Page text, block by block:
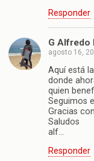
Responder
G Alfredo
agosto 16,
Aquí está
donde
quien
Seguimos
Gracias
Saludos
alf…
Responder